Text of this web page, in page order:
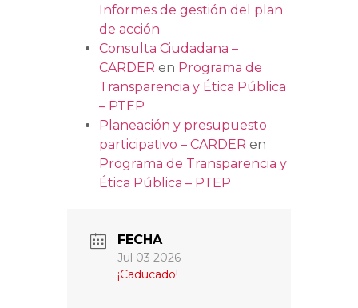
Informes de gestión del plan
de acción
Consulta Ciudadana –
CARDER en Programa de
Transparencia y Ética Pública
– PTEP
Planeación y presupuesto
participativo – CARDER en
Programa de Transparencia y
Ética Pública – PTEP
FECHA
Jul 03 2026
¡Caducado!